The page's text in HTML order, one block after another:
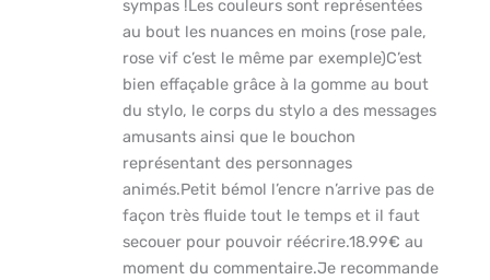
sympas !Les couleurs sont représentées
au bout les nuances en moins (rose pale,
rose vif c’est le même par exemple)C’est
bien effaçable grâce à la gomme au bout
du stylo, le corps du stylo a des messages
amusants ainsi que le bouchon
représentant des personnages
animés.Petit bémol l’encre n’arrive pas de
façon très fluide tout le temps et il faut
secouer pour pouvoir réécrire.18.99€ au
moment du commentaire.Je recommande